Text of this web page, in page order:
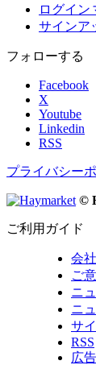
ログイン
サインア
フォローする
Facebook
X
Youtube
Linkedin
RSS
プライバシー
©
ご利用ガイド
会
ご
ニ
ニ
サ
RSS
広告